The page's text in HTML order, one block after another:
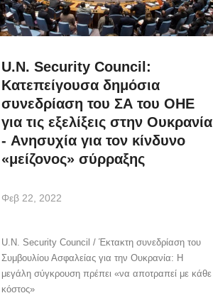
U.N. Security Council:
Κατεπείγουσα δημόσια
συνεδρίαση του ΣΑ του ΟΗΕ
για τις εξελίξεις στην Ουκρανία
- Aνησυχία για τον κίνδυνο
«μείζονος» σύρραξης
Φεβ 22, 2022
U.N. Security Council / Έκτακτη συνεδρίαση του
Συμβουλίου Ασφαλείας για την Ουκρανία: Η
μεγάλη σύγκρουση πρέπει «να αποτραπεί με κάθε
κόστος»